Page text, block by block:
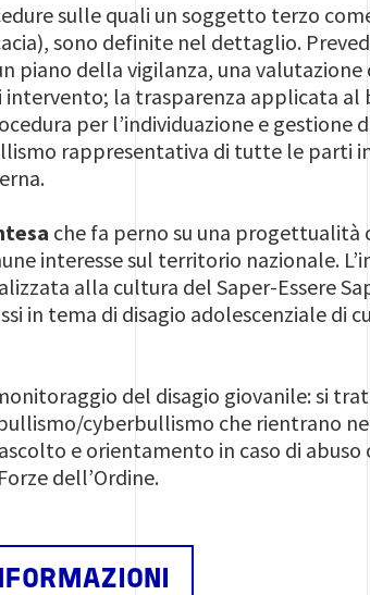
sulle quali un soggetto terzo
sono definite nel dettaglio.
piano della vigilanza, una valutazione
intervento; la trasparenza applicata al
per l’individuazione e gestione
rappresentativa di tutte le parti
che fa perno su una progettualità
interesse sul territorio nazionale.
alla cultura del Saper-Essere
in tema di disagio adolescenziale di
del disagio giovanile: si
cyberbullismo che rientrano
e orientamento in caso di abuso
dell’Ordine.